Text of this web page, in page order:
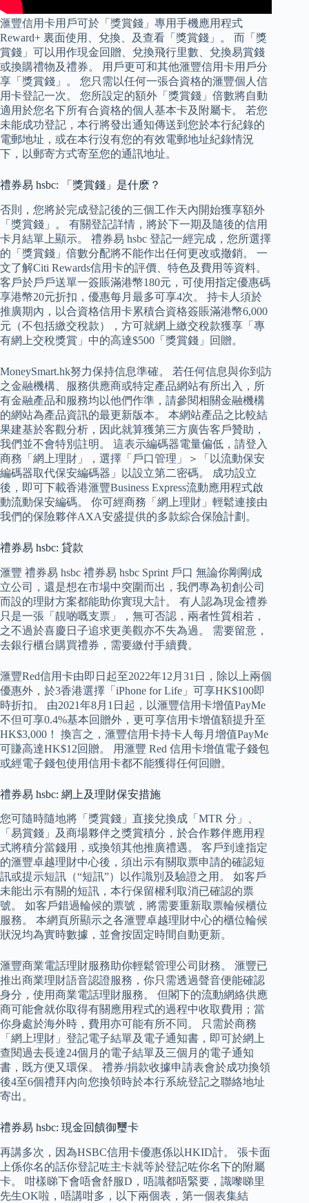
滙豐信用卡用戶可於「獎賞錢」專用手機應用程式
Reward+ 裏面使用、兌換、及查看「獎賞錢」。 而「獎
賞錢」可以用作現金回贈、兌換飛行里數、兌換易賞錢
或換購禮物及禮券。 用戶更可和其他滙豐信用卡用戶分
享「獎賞錢」。 您只需以任何一張合資格的滙豐個人信
用卡登記一次。 您所設定的額外「獎賞錢」倍數將自動
適用於您名下所有合資格的個人基本卡及附屬卡。 若您
未能成功登記，本行將發出通知傳送到您於本行紀錄的
電郵地址，或在本行沒有您的有效電郵地址紀錄情況
下，以郵寄方式寄至您的通訊地址。
禮券易 hsbc: 「獎賞錢」是什麽？
否則，您將於完成登記後的三個工作天內開始獲享額外
「獎賞錢」。 有關登記詳情，將於下一期及隨後的信用
卡月結單上顯示。 禮券易 hsbc 登記一經完成，您所選擇
的「獎賞錢」倍數分配將不能作出任何更改或撤銷。 一
文了解Citi Rewards信用卡的評價、特色及費用等資料。
客戶於戶戶送單一簽賬滿港幣180元，可使用指定優惠碼
享港幣20元折扣，優惠每月最多可享4次。 持卡人須於
推廣期內，以合資格信用卡累積合資格簽賬滿港幣6,000
元（不包括繳交稅款），方可就網上繳交稅款獲享「專
有網上交稅獎賞」中的高達$500「獎賞錢」回贈。
MoneySmart.hk努力保持信息準確。 若任何信息與你到訪
之金融機構、服務供應商或特定產品網站有所出入，所
有金融產品和服務均以他們作準，請參閱相關金融機構
的網站為產品資訊的最更新版本。 本網站產品之比較結
果建基於客觀分析，因此就算獲第三方廣告客戶贊助，
我們並不會特別註明。 這表示編碼器電量偏低，請登入
商務「網上理財」，選擇「戶口管理」＞「以流動保安
編碼器取代保安編碼器」以設立第二密碼。 成功設立
後，即可下載香港滙豐Business Express流動應用程式啟
動流動保安編碼。 你可經商務「網上理財」輕鬆連接由
我們的保險夥伴AXA安盛提供的多款綜合保險計劃。
禮券易 hsbc: 貸款
滙豐 禮券易 hsbc 禮券易 hsbc Sprint 戶口 無論你剛剛成
立公司，還是想在市場中突圍而出，我們專為初創公司
而設的理財方案都能助你實現大計。 有人認為現金禮券
只是一張「靚啲嘅支票」，無可否認，兩者性質相若，
之不過於喜慶日子追求更美觀亦不失為過。 需要留意，
去銀行櫃台購買禮券，需要繳付手續費。
滙豐Red信用卡由即日起至2022年12月31日，除以上兩個
優惠外，於3香港選擇「iPhone for Life」可享HK$100即
時折扣。 由2021年8月1日起，以滙豐信用卡增值PayMe
不但可享0.4%基本回贈外，更可享信用卡增值額提升至
HK$3,000！ 換言之，滙豐信用卡持卡人每月增值PayMe
可賺高達HK$12回贈。 用滙豐 Red 信用卡增值電子錢包
或經電子錢包使用信用卡都不能獲得任何回贈。
禮券易 hsbc: 網上及理財保安措施
您可隨時隨地將「獎賞錢」直接兌換成「MTR 分」、
「易賞錢」及商場夥伴之獎賞積分，於合作夥伴應用程
式將積分當錢用，或換領其他推廣禮遇。 客戶到達指定
的滙豐卓越理財中心後，須出示有關取票申請的確認短
訊或提示短訊（“短訊”）以作識別及驗證之用。 如客戶
未能出示有關的短訊，本行保留權利取消已確認的票
號。 如客戶錯過輪候的票號，將需要重新取票輪候櫃位
服務。 本網頁所顯示之各滙豐卓越理財中心的櫃位輪候
狀況均為實時數據，並會按固定時間自動更新。
滙豐商業電話理財服務助你輕鬆管理公司財務。 滙豐已
推出商業理財語音認證服務，你只需透過聲音便能確認
身分，使用商業電話理財服務。 但閣下的流動網絡供應
商可能會就你取得有關應用程式的過程中收取費用；當
你身處於海外時，費用亦可能有所不同。 只需於商務
「網上理財」登記電子結單及電子通知書，即可於網上
查閱過去長達24個月的電子結單及三個月的電子通知
書，既方便又環保。 禮券/捐款收據申請表會於成功換領
後4至6個禮拜內向您換領時於本行系統登記之聯絡地址
寄出。
禮券易 hsbc: 現金回饋御璽卡
再講多次，因為HSBC信用卡優惠係以HKID計。 張卡面
上係你名的話你登記咗主卡就等於登記咗你名下的附屬
卡。 咁樣睇下會唔會舒服D，唔識都唔緊要，識嚟睇里
先生OK啦，唔講咁多，以下兩個表，第一個表集結